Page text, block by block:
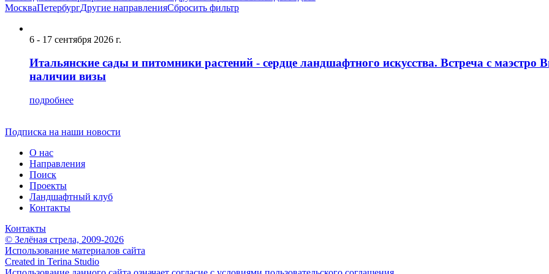
МоскваПетербургДругие направленияСбросить фильтр
6 - 17 сентября 2026 г.
Итальянские сады и питомники растений - сердце ландшафтного искусства. Встреча с маэстро
наличии визы
подробнее
Подписка на наши новости
О нас
Направления
Поиск
Проекты
Ландшафтный клуб
Контакты
Контакты
© Зелёная стрела, 2009-2026
Использование материалов сайта
Created in Terina Studio